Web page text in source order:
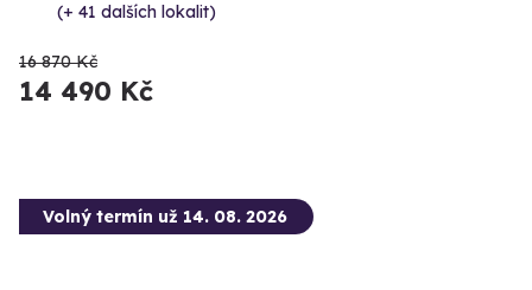
(+ 41 dalších lokalit)
16 870 Kč
14 490 Kč
Volný termín už 14. 08. 2026